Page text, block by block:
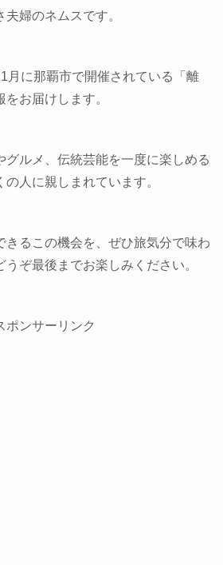
婦のネムスです。
月に那覇市で開催されている「離
お届けします。
グルメ、伝統芸能を一度に楽しめる
人に親しまれています。
きるこの機会を、ぜひ旅気分で味わ
ぞ最後までお楽しみください。
ポンサーリンク